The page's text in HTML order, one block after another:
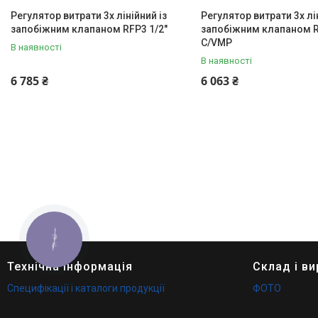
Регулятор витрати 3х лінійний із
запобіжним клапаном RFP3 1/2"
В наявності
6 785 ₴
Регулятор витрати 3х
запобіжним клапаном
C/VMP
В наявності
6 063 ₴
Технічна інформація
Специфікації і каталоги продукції
Склад і
ФОТО
КНОПКА
ЗВ'ЯЗКУ